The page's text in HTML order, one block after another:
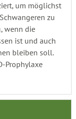
um möglichst
zu
wenn die
ist und auch
bleiben soll.
Prophylaxe